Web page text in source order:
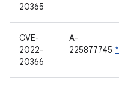
20365
CVE-
2022-
20366
A-
225877745 *